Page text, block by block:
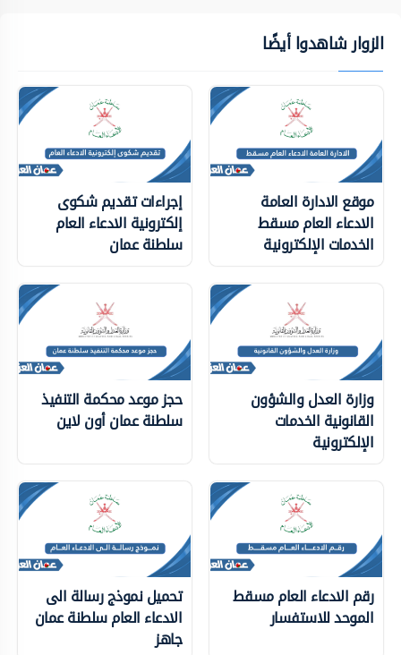
الزوار شاهدوا أيضًا
موقع الادارة العامة
الادعاء العام مسقط
الخدمات الإلكترونية
إجراءات تقديم شكوى
إلكترونية الادعاء العام
سلطنة عمان
وزارة العدل والشؤون
القانونية الخدمات
الإلكترونية
حجز موعد محكمة التنفيذ
سلطنة عمان أون لاين
رقم الادعاء العام مسقط
الموحد للاستفسار
تحميل نموذج رسالة الى
الادعاء العام سلطنة عمان
جاهز